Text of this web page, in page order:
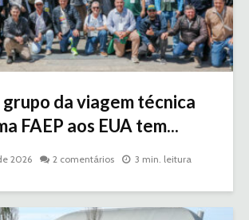
da viagem técnica
FAEP aos EUA tem...
2026 2 comentários 3 min. leitura